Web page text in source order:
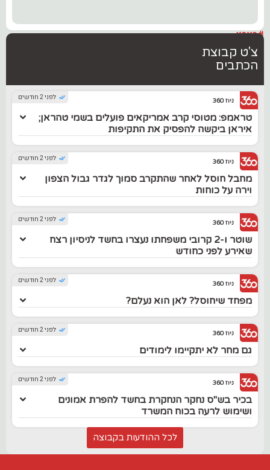
#בארץ
צ'ט קבוצת
הכתבים
לפני 2 חודשים ניוז 360
טראמפ: מטוסי קרב אמריקאים פועלים בשמי טהראן;
איראן ביקשה להפסיק את התקיפות
לפני 2 חודשים ניוז 360
מחבל חוסל לאחר שהתקרב סמוך לגדר גבול הצפון
וירה על כוחות
לפני 2 חודשים ניוז 360
שוטר ו-2 קרובי משפחתו נעצרו בחשד לניסיון רצח
שאירע לפני כחודש
לפני 2 חודשים ניוז 360
מפחד שיחוסל? לאן הוא נעלם?
לפני 2 חודשים ניוז 360
גם מחר לא יתקיימו לימודים
לפני 2 חודשים ניוז 360
בכיר בש"ס נחקר הנחקרת בחשד להפרת אמונים
ושימוש לרעה בכוח המשרד
לכל ההודעות בקבוצה